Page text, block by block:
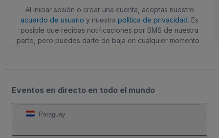
Al iniciar sesión o crear una cuenta, aceptas nuestro
acuerdo de usuario y nuestra política de privacidad. Es
posible que recibas notificaciones por SMS de nuestra
parte, pero puedes darte de baja en cualquier momento.
Eventos en directo en todo el mundo
Paraguay